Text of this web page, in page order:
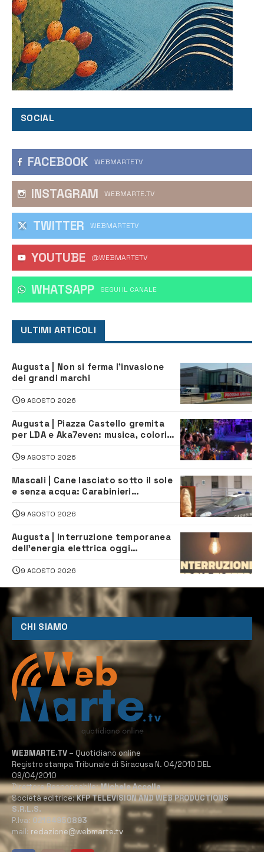
SOCIAL
FACEBOOK WEBMARTETV
INSTAGRAM WEBMARTE.TV
TWITTER WEBMARTETV
YOUTUBE @WEBMARTETV
WHATSAPP ‎SEGUI IL CANALE
ULTIMI ARTICOLI
Augusta | Non si ferma l’invasione
dei grandi marchi
9 AGOSTO 2026
Augusta | Piazza Castello gremita
per LDA e Aka7even: musica, colori
9 AGOSTO 2026
Mascali | Cane lasciato sotto il sole
e senza acqua: Carabinieri
9 AGOSTO 2026
Augusta | Interruzione temporanea
dell’energia elettrica oggi
lavori
9 AGOSTO 2026
CHI SIAMO
WEBMARTE.TV – Quotidiano online
Registro stampa Tribunale di Siracusa N. 04/2010 DEL
09/04/2010
Direttore Responsabile:Michele Accolla
Società editrice:KFP TELEVISION AND WEB PRODUCTIONS
S.R.L.S.
P.Iva: 02184950893
mail: redazione@webmarte.tv